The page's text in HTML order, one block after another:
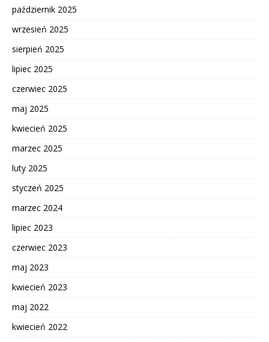
październik 2025
wrzesień 2025
sierpień 2025
lipiec 2025
czerwiec 2025
maj 2025
kwiecień 2025
marzec 2025
luty 2025
styczeń 2025
marzec 2024
lipiec 2023
czerwiec 2023
maj 2023
kwiecień 2023
maj 2022
kwiecień 2022